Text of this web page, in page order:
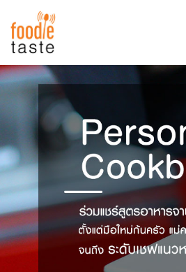
สูตรอาหาร
สูตรอาหารล่าสุด
Top Foodie
พาไปชิม
สารพันก้นครัว
เคล็ดลับน่ารู้
เปรียบเทียบหน่วยการตวง
เปรียบเทียบอุณหภูมิ
FoodPedia
สร้าง Cookbook